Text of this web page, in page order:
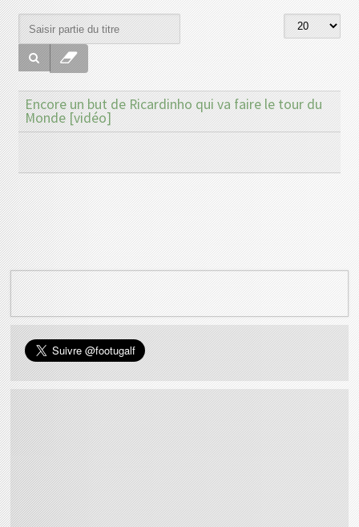
Encore un but de Ricardinho qui va faire le tour du
Monde [vidéo]